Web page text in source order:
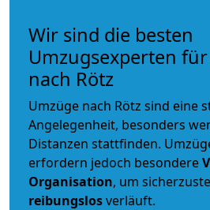
Wir sind die besten
Umzugsexperten
nach Rötz
Umzüge nach Rötz sind eine
Angelegenheit, besonders
Distanzen stattfinden.
erfordern jedoch besondere
Organisation, um
reibungslosverläuft.